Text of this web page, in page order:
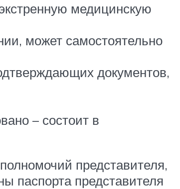
медицинскую
может самостоятельно
документов,
– состоит в
представителя,
паспорта представителя